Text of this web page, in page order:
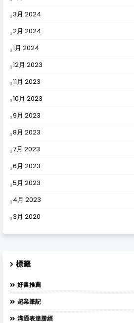
3月 2024
2月 2024
1月 2024
12月 2023
11月 2023
10月 2023
9月 2023
8月 2023
7月 2023
6月 2023
5月 2023
4月 2023
3月 2020
標籤
好書推薦
超業筆記
溝通表達勝經